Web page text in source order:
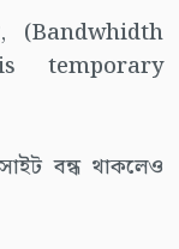
(Bandwhidth
temporary
বন্ধ থাকলেও